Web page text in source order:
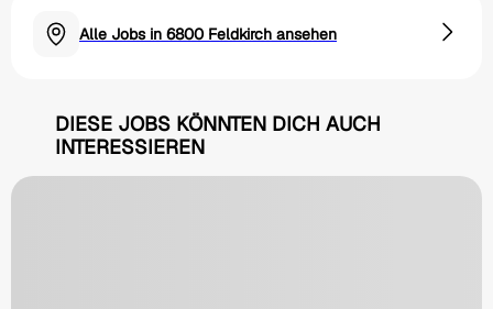
Alle Jobs in 6800 Feldkirch ansehen
DIESE JOBS KÖNNTEN DICH AUCH
INTERESSIEREN